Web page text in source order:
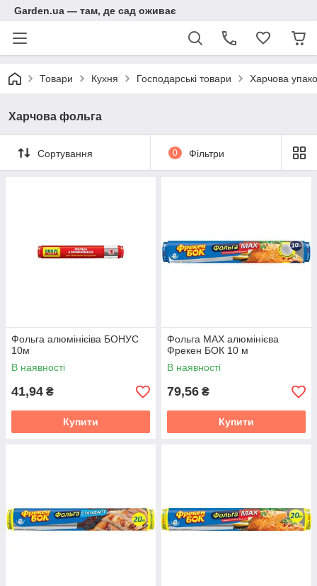
Garden.ua — там, де сад оживає
Товари Кухня Господарські товари Харчова
Харчова фольга
Сортування 0 Фільтри
Фольга алюмінієіва БОНУС
10м
В наявності
41,94 ₴
Купити
Фольга MAX алюмінієва
Фрекен БОК 10 м
В наявності
79,56 ₴
Купити